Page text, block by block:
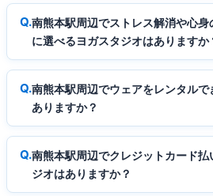
南熊本駅周辺でストレス解消や心
に選べるヨガスタジオはありますか
南熊本駅周辺でウェアをレンタル
ありますか？
南熊本駅周辺でクレジットカード払
ジオはありますか？